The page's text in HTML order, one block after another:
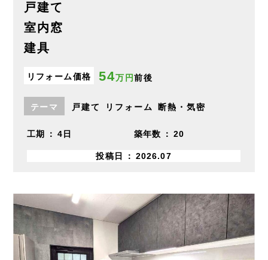
戸建て
室内窓
建具
リフォーム価格 54万円前後
テーマ 戸建て リフォーム 断熱・気密
工期 4日 築年数 20
投稿日 2026.07